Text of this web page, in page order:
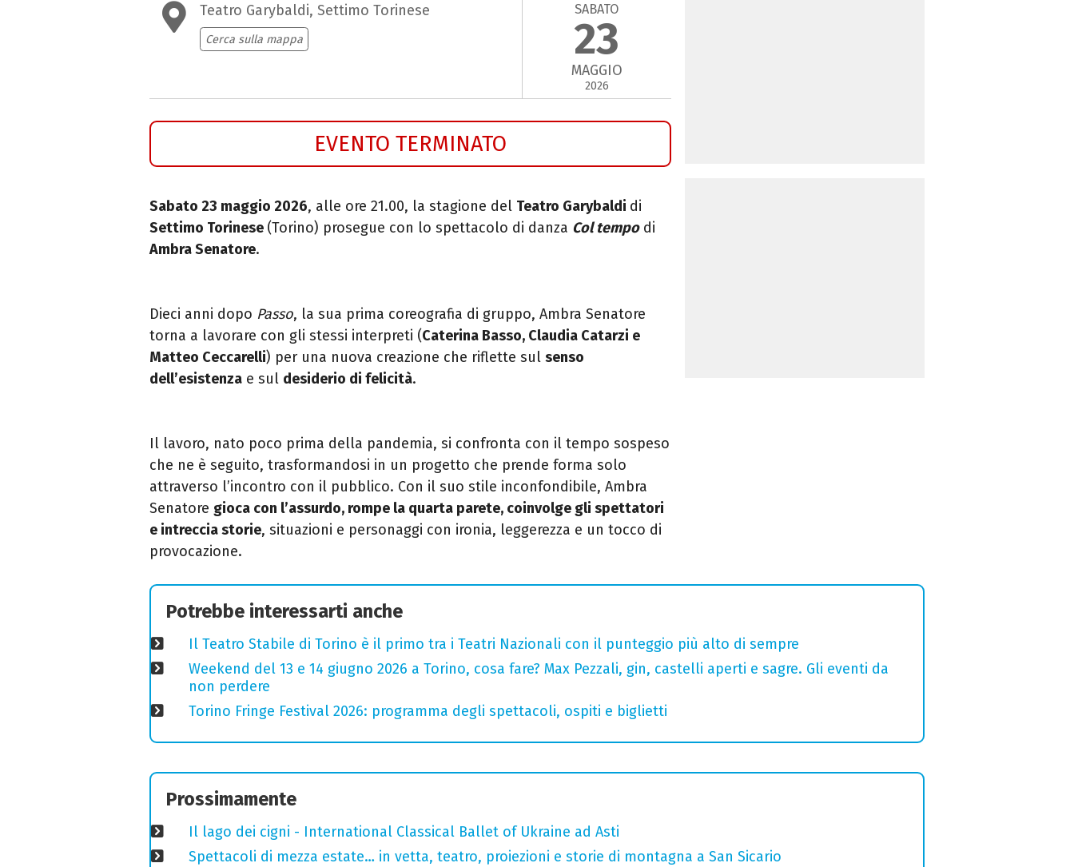
Teatro Garybaldi, Settimo Torinese
Cerca sulla mappa
SABATO
23
MAGGIO
2026
EVENTO TERMINATO
Sabato 23 maggio 2026, alle ore 21.00, la stagione del Teatro Garybaldi di
Settimo Torinese (Torino) prosegue con lo spettacolo di danza Col tempodi
Ambra Senatore.
Dieci anni dopo Passo, la sua prima coreografia di gruppo, Ambra Senatore
torna a lavorare con gli stessi interpreti (Caterina Basso, Claudia Catarzi e
Matteo Ceccarelli) per una nuova creazione che riflette sul senso
dell’esistenza e sul desiderio di felicità.
Il lavoro, nato poco prima della pandemia, si confronta con il tempo sospeso
che ne è seguito, trasformandosi in un progetto che prende forma solo
attraverso l’incontro con il pubblico. Con il suo stile inconfondibile, Ambra
Senatore gioca con l’assurdo, rompe la quarta parete, coinvolge gli spettatori
e intreccia storie, situazioni e personaggi con ironia, leggerezza e un tocco di
provocazione.
Potrebbe interessarti anche
Il Teatro Stabile di Torino è il primo tra i Teatri Nazionali con il punteggio più alto di sempre
Weekend del 13 e 14 giugno 2026 a Torino, cosa fare? Max Pezzali, gin, castelli aperti e sagre. Gli eventi da
non perdere
Torino Fringe Festival 2026: programma degli spettacoli, ospiti e biglietti
Prossimamente
Il lago dei cigni - International Classical Ballet of Ukraine ad Asti
Spettacoli di mezza estate… in vetta, teatro, proiezioni e storie di montagna a San Sicario